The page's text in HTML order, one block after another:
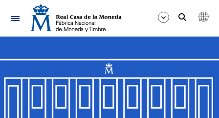
Nabigazioa
Erakutsi/Ezkutatu